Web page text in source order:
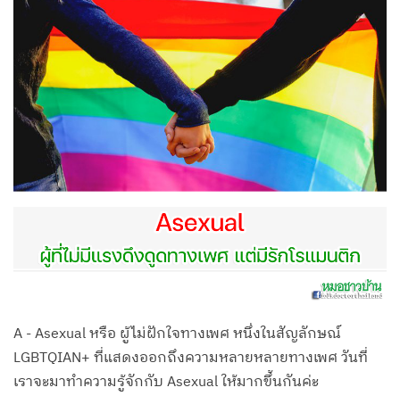
A - Asexual หรือ ผู้ไม่ฝักใจทางเพศ หนึ่งในสัญลักษณ์
LGBTQIAN+ ที่แสดงออกถึงความหลายหลายทางเพศ วันที่
เราจะมาทำความรู้จักกับ Asexual ให้มากขึ้นกันค่ะ